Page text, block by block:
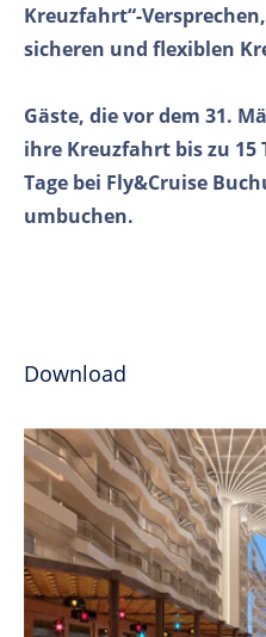
Kreuzfahrt“-
sicheren und flexiblen
Gäste, die vor dem 31.
ihre Kreuzfahrt bis zu 15
Tage bei Fly&Cruise
umbuchen.
Download